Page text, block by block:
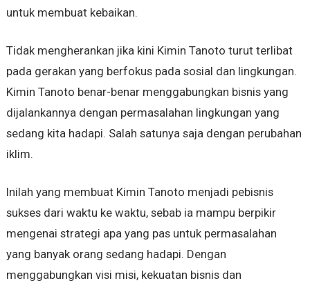
untuk membuat kebaikan.
Tidak mengherankan jika kini Kimin Tanoto turut terlibat
pada gerakan yang berfokus pada sosial dan lingkungan.
Kimin Tanoto benar-benar menggabungkan bisnis yang
dijalankannya dengan permasalahan lingkungan yang
sedang kita hadapi. Salah satunya saja dengan perubahan
iklim.
Inilah yang membuat Kimin Tanoto menjadi pebisnis
sukses dari waktu ke waktu, sebab ia mampu berpikir
mengenai strategi apa yang pas untuk permasalahan
yang banyak orang sedang hadapi. Dengan
menggabungkan visi misi, kekuatan bisnis dan